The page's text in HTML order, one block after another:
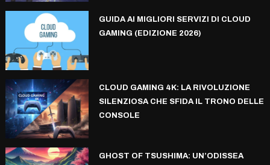
GUIDA AI MIGLIORI SERVIZI DI CLOUD
GAMING (EDIZIONE 2026)
CLOUD GAMING 4K: LA RIVOLUZIONE
SILENZIOSA CHE SFIDA IL TRONO DELLE
CONSOLE
GHOST OF TSUSHIMA: UN’ODISSEA